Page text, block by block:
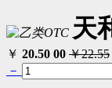
天
￥ 20.50 00 ￥22.55
－